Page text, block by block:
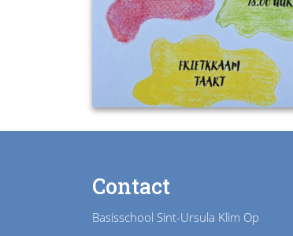
Contact
Basisschool Sint-Ursula Klim Op